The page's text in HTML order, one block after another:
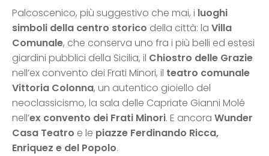
Palcoscenico, più suggestivo che mai, i luoghi
simboli della centro storico della città: la Villa
Comunale, che conserva uno fra i più belli ed estesi
giardini pubblici della Sicilia, il Chiostro delle Grazie
nell’ex convento dei Frati Minori, il teatro comunale
Vittoria Colonna, un autentico gioiello del
neoclassicismo, la sala delle Capriate Gianni Molé
nell’ex convento dei Frati Minori. E ancora Wunder
Casa Teatro e le piazze Ferdinando Ricca,
Enriquez e del Popolo.